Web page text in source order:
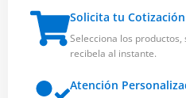
Solicita tu Cotización
Selecciona los
recibela al instante.
Atención